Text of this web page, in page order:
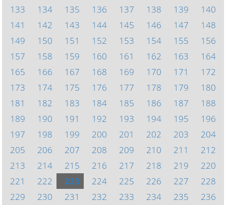
133
134 135 136 137 138 139
140
141
142 143 144 145 146 147
148
149
150 151 152 153 154 155
156
157
158 159 160 161 162 163
164
165
166 167 168 169 170 171
172
173
174 175 176 177 178 179
180
181
182 183 184 185 186 187
188
189
190 191 192 193 194 195
196
197
198 199 200 201 202 203
204
205
206 207 208 209 210 211
212
213
214 215 216 217 218 219
220
221
222 223 224 225 226 227
228
229
230 231 232 233 234 235
236